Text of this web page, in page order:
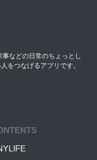
などの日常のちょっとし
をつなげるアプリです。